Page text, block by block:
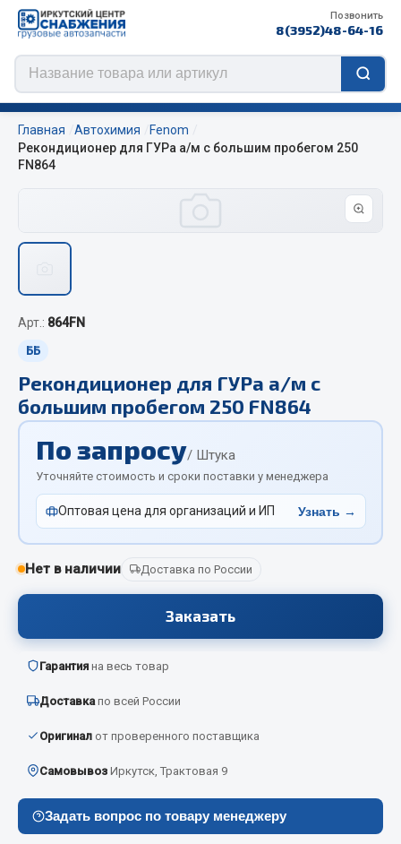
Позвонить
8(3952)48-64-16
ЦЕПИ РОССИЯ
Изготовление цепей на колеса BOHU
QITONG
Весь раздел
Отопители салона, подогреватели
Автономные воздушные отопители
Жидкостные подогреватели
Отопители салона
Подогреватели тосола
Весь раздел
Автозвук
Автокаталоги
Аптечки и знаки автомобильные
Брызговики
Вымпела
Главная Автохимия
Fenom
Рекондиционер для ГУРа а/м с большим пробегом 250
FN864
Арт.: 864FN
ББ
Рекондиционер для ГУРа а/м с
большим пробегом 250 FN864
По запросу/ Штука
Уточняйте стоимость и сроки поставки у менеджера
Оптовая цена для организаций и ИП Узнать →
Нет в наличии Доставка по России
Заказать
Гарантия на весь товар
Доставка по всей России
Оригинал от проверенного поставщика
Самовывоз Иркутск, Трактовая 9
Задать вопрос по товару менеджеру